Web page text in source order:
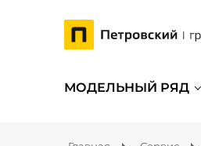
МОДЕЛЬНЫЙ РЯД